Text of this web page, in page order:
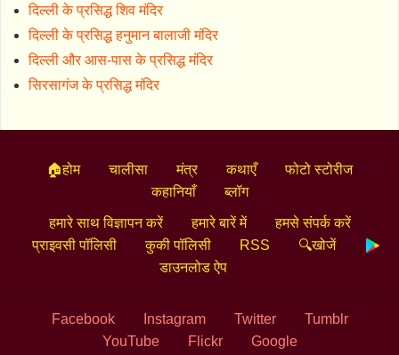
दिल्ली के प्रसिद्ध शिव मंदिर
दिल्ली के प्रसिद्ध हनुमान बालाजी मंदिर
दिल्ली और आस-पास के प्रसिद्ध मंदिर
सिरसागंज के प्रसिद्ध मंदिर
🏠होम चालीसा मंत्र कथाएँ
फोटो स्टोरीज
कहानियाँ
ब्लॉग
हमारे साथ विज्ञापन करें हमारे बारें में
हमसे संपर्क करें
प्राइवसी पॉलिसी
कुकी पॉलिसी RSS
🔍खोजें
डाउनलोड ऐप
Facebook Instagram Twitter
Tumblr
YouTube
Flickr Google